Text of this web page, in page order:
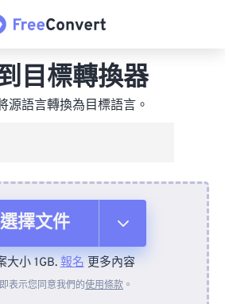
目標轉換器
源語言轉換為目標語言。
選擇文件
裝置
大小 1GB.報名更多內容
表示您同意我們的使用條款 。